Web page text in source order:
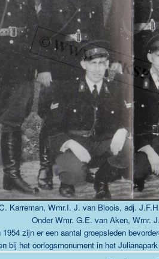
Karreman, Wmr.I. J. van Bloois, adj.
Onder Wmr. G.E. van Aken, Wmr.
1954 zijn er een aantal groepsleden
bij het oorlogsmonument in het